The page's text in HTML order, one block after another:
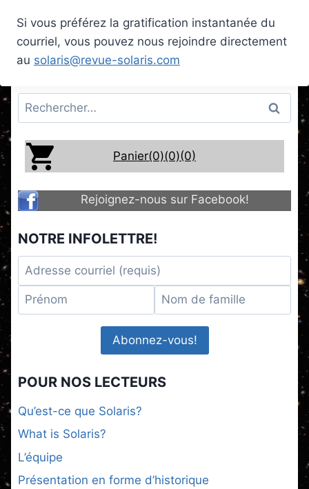
Si vous préférez la gratification instantanée du
courriel, vous pouvez nous rejoindre directement
au solaris@revue-solaris.com
Rechercher :
Panier(0)(0)(0)
Rejoignez-nous sur Facebook!
NOTRE INFOLETTRE!
POUR NOS LECTEURS
Qu’est-ce que Solaris?
What is Solaris?
L’équipe
Présentation en forme d’historique